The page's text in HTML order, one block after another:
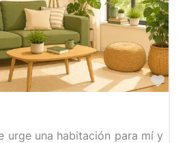
urge una habitación para mí y